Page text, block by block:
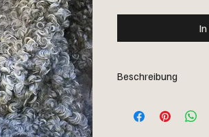
Beschreibung
Lockenmuster.